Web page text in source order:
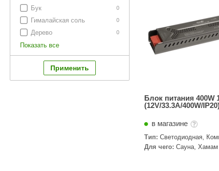
0
Бук
0
Гималайская соль
0
Дерево
Показать все
Блок питания 400W
(12V/33.3A/400W/
в магазине
Тип: Светодиодная,
Трансформаторы
Для чего: Сауна, Хамам